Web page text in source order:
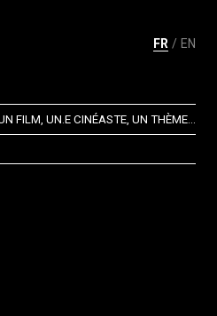
FR EN
FILM, UN.E CINÉASTE, UN THÈME...